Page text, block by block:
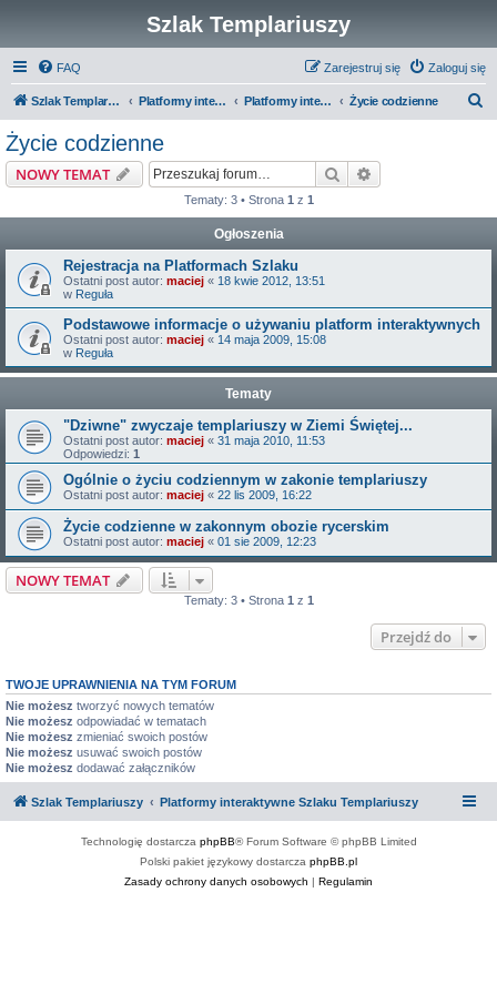
Szlak Templariuszy
FAQ Zaloguj się
Zarejestruj się
Szlak Templariuszy Platformy interaktywne Szlaku Templariuszy Platformy interaktywne - Zakon Templariuszy Życie codzienne
Życie codzienne
NOWY TEMAT Szukaj
Tematy: 3 • Strona 1 z 1
Ogłoszenia
Rejestracja na Platformach Szlaku
Ostatni post autor: maciej « 18 kwie 2012, 13:51
w Reguła
Podstawowe informacje o używaniu platform interaktywnych
Ostatni post autor: maciej « 14 maja 2009, 15:08
w Reguła
Tematy
"Dziwne" zwyczaje templariuszy w Ziemi Świętej...
Ostatni post autor: maciej « 31 maja 2010, 11:53
Odpowiedzi: 1
Ogólnie o życiu codziennym w zakonie templariuszy
Ostatni post autor: maciej « 22 lis 2009, 16:22
Życie codzienne w zakonnym obozie rycerskim
Ostatni post autor: maciej « 01 sie 2009, 12:23
NOWY TEMAT
Tematy: 3 • Strona 1 z 1
Przejdź do
TWOJE UPRAWNIENIA NA TYM FORUM
Nie możesz tworzyć nowych tematów
Nie możesz odpowiadać w tematach
Nie możesz zmieniać swoich postów
Nie możesz usuwać swoich postów
Nie możesz dodawać załączników
Szlak Templariuszy Platformy interaktywne Szlaku Templariuszy
Technologię dostarcza phpBB® Forum Software © phpBB Limited
Polski pakiet językowy dostarcza phpBB.pl
Zasady ochrony danych osobowych | Regulamin